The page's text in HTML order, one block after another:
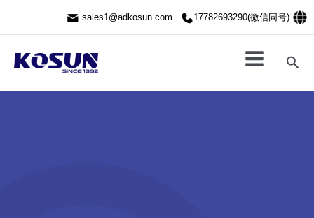
sales1@adkosun.com 17782693290(微信同号)
搜
索